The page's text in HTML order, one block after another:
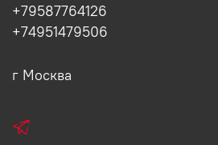
+79587764126
+74951479506
г Москва